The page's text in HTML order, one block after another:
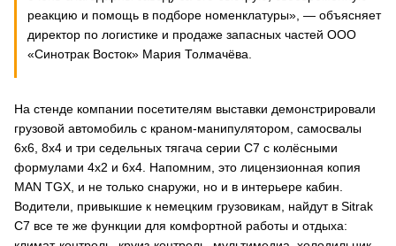
реакцию и помощь в подборе номенклатуры», — объясняет
директор по логистике и продаже запасных частей ООО
«Синотрак Восток» Мария Толмачёва.
На стенде компании посетителям выставки демонстрировали
грузовой автомобиль с краном-манипулятором, самосвалы
6х6, 8х4 и три седельных тягача серии C7 с колёсными
формулами 4х2 и 6х4. Напомним, это лицензионная копия
MAN TGX, и не только снаружи, но и в интерьере кабин.
Водители, привыкшие к немецким грузовикам, найдут в Sitrak
C7 все те же функции для комфортной работы и отдыха: